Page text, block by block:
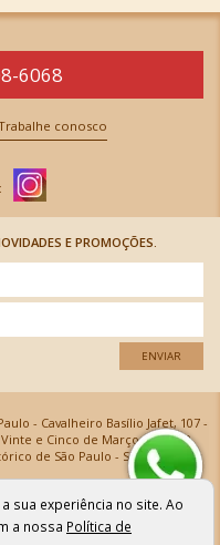
6068
conosco
E PROMOÇÕES.
ENVIAR
- Cavalheiro Basílio Jafet, 107 -
e Cinco de Março, 576 - SP,
de São Paulo - SP
61.069.639/0001-18
virtual não valem para nossa loja física e
cartão de crédito sujeitas a análise e
sua experiência no site. Ao
a nossa Política de